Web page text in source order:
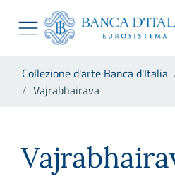
Skip to Main Content
Vai al sito istituzionale
Vai al menu di navigazione
Vai alla ricerca
Vai al footer
Collezione d'arte Banca d'Italia
Vajrabhairava